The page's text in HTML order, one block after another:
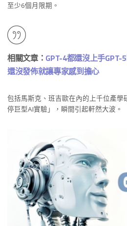
至少6個月限期。
相關文章： GPT-4都還沒上手
還沒發佈就讓專家感到擔心
包括馬斯克、班吉歐在內的上千位產學
停巨型AI實驗」，瞬間引起軒然大波。